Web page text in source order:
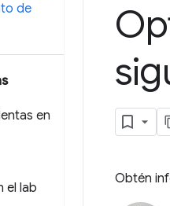
de
en
el lab
Obtén